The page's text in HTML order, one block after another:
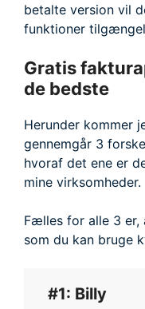
betalte version vil
funktioner
Gratis
de bedste
Herunder kommer
gennemgår 3
hvoraf det ene er
mine virksomheder.
Fælles for alle 3 er,
som du kan bruge
#1: Billy